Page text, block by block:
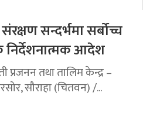
संरक्षण सन्दर्भमा सर्बोच्च
आदेश
प्रजनन तथा तालिम केन्द्र –
सौराहा (चितवन) /...